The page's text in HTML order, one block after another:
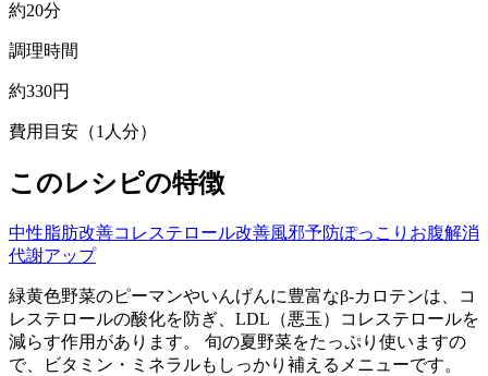
約20分
調理時間
約330円
費用目安（1人分）
このレシピの特徴
中性脂肪改善コレステロール改善風邪予防ぽっこりお腹解消
代謝アップ
緑黄色野菜のピーマンやいんげんに豊富なβ-カロテンは、コ
レステロールの酸化を防ぎ、LDL（悪玉）コレステロールを
減らす作用があります。 旬の夏野菜をたっぷり使いますの
で、ビタミン・ミネラルもしっかり補えるメニューです。